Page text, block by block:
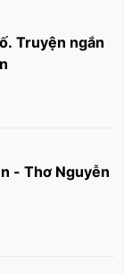
Truyện ngắn
- Thơ Nguyễn